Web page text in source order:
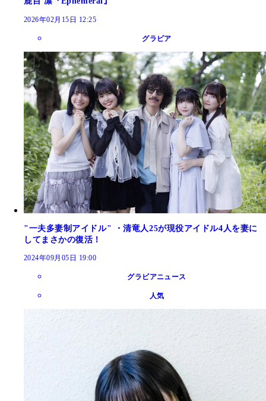
2026年02月15日 12:25
グラビア
"一夫多妻制アイドル" ・清竜人25が現役アイドル4人を妻に
してまさかの復活！
2024年09月05日 19:00
グラビアニュース
人気